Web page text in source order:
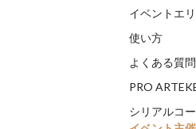
イベントエ
使い方
よくある質問
PRO
シリアルコ